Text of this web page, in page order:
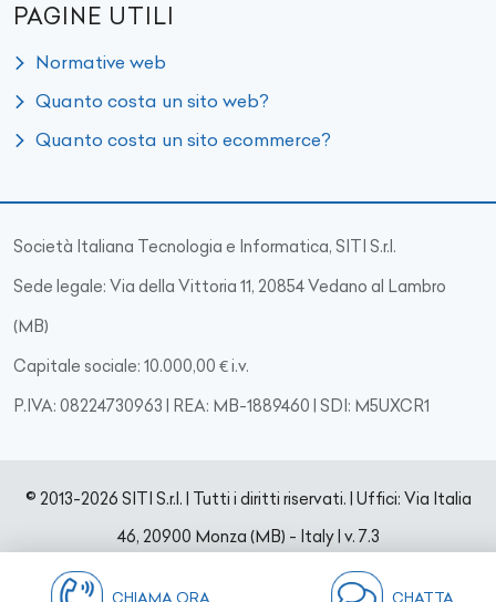
PAGINE UTILI
Normative web
Quanto costa un sito web?
Quanto costa un sito ecommerce?
Società Italiana Tecnologia e Informatica, SITI S.r.l.
Sede legale: Via della Vittoria 11, 20854 Vedano al Lambro
(MB)
Capitale sociale: 10.000,00 € i.v.
P.IVA: 08224730963 | REA: MB-1889460 | SDI: M5UXCR1
© 2013-2026 SITI S.r.l. | Tutti i diritti riservati. | Uffici: Via Italia
46, 20900 Monza (MB) - Italy| v. 7.3
CHIAMA ORA CHATTA